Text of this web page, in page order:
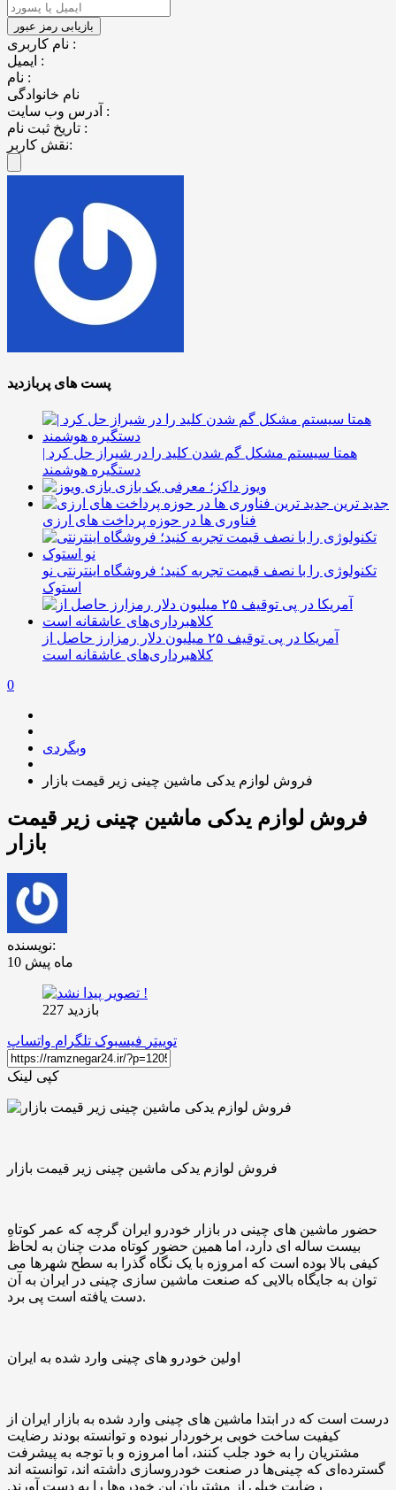
نام کاربری :
ایمیل :
نام :
نام خانوادگی
آدرس وب سایت :
تاریخ ثبت نام :
نقش کاربر:
پست های پربازدید
همتا سیستم مشکل گم شدن کلید را در شیراز حل کرد |
دستگیره هوشمند
ویوز داکز؛ معرفی یک بازی
جدید ترین
فناوری ها در حوزه پرداخت های ارزی
تکنولوژی را با نصف قیمت تجربه کنید؛ فروشگاه اینترنتی نو
استوک
آمریکا در پی توقیف ۲۵ میلیون دلار رمزارز حاصل از
کلاهبرداری‌های عاشقانه است
0
وبگردی
فروش لوازم یدکی ماشین چینی زیر قیمت بازار
فروش لوازم یدکی ماشین چینی زیر قیمت
بازار
نویسنده:
10 ماه پیش
بازدید 227
توییتر فیسبوک تلگرام واتساپ
کپی لینک
فروش لوازم یدکی ماشین چینی زیر قیمت بازار
حضور ماشین ‌های چینی در بازار خودرو ایران گرچه که عمر کوتاهِ
بیست‌ ساله ‌ای دارد، اما همین حضور کوتاه‌ مدت چنان به لحاظ
کیفی بالا بوده‌ است که امروزه با یک نگاه گذرا به سطح شهرها می
‌توان به جایگاه بالایی که صنعت ماشین ‌سازی چینی در ایران به آن
دست یافته‌ است پی برد.
اولین خودرو های چینی وارد شده به ایران
درست است که در ابتدا ماشین ‌های چینی وارد شده به بازار ایران از
کیفیت ساخت خوبی برخوردار نبوده و توانسته بودند رضایت
مشتریان را به خود جلب کنند، اما امروزه و با توجه به پیشرفت
گسترده‌ای که چینی‌ها در صنعت خودروسازی داشته‌ اند، توانسته ‌اند
رضایت خیلی از مشتریان این خودروها را به دست آورند.